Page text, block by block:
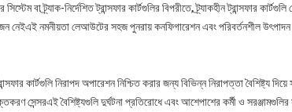
বা ট্র্যাক-নির্দেশিত ট্রান্সফার কার্টগুলির বিপরীতে, ট্র্যাকহীন ট্রান্সফার
নেইএই নমনীয়তা লেআউটের সহজ পুনরায় কনফিগারেশন এবং পরিবর্তনশীল
কার্টগুলি নিরাপদ অপারেশন নিশ্চিত করার জন্য বিভিন্ন নিরাপত্তা
সেন্সরএই বৈশিষ্ট্যগুলি দুর্ঘটনা প্রতিরোধে এবং আশেপাশের কর্মী ও